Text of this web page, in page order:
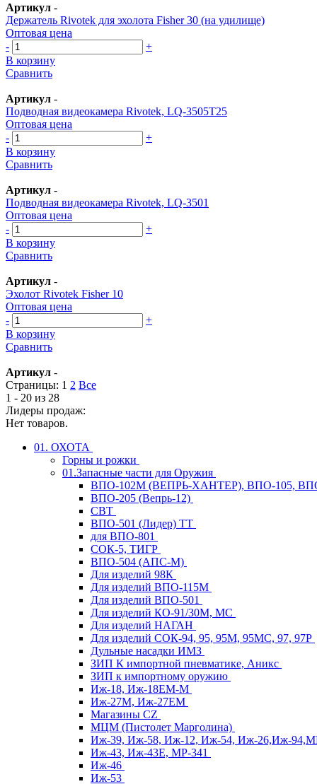
Артикул -
Держатель Rivotek для эхолота Fisher 30 (на удилище)
Оптовая цена
-
+
В корзину
Сравнить
Артикул -
Подводная видеокамера Rivotek, LQ-3505T25
Оптовая цена
-
+
В корзину
Сравнить
Артикул -
Подводная видеокамера Rivotek, LQ-3501
Оптовая цена
-
+
В корзину
Сравнить
Артикул -
Эхолот Rivotek Fisher 10
Оптовая цена
-
+
В корзину
Сравнить
Артикул -
Страницы: 1 2 Все
1 - 20 из 28
Лидеры продаж:
Нет товаров.
01. ОХОТА
Горны и рожки
01.Запасные части для Оружия
ВПО-102М (ВЕПРЬ-ХАНТЕР), ВПО-105,
ВПО-205 (Вепрь-12)
СВТ
ВПО-501 (Лидер) ТТ
для ВПО-801
СОК-5, ТИГР
ВПО-504 (АПС-М)
Для изделий 98К
Для изделий ВПО-115М
Для изделий ВПО-501
Для изделий КО-91/30М, МС
Для изделий НАГАН
Для изделий СОК-94, 95, 95М, 95МС, 97, 97Р
Дульные насадки ИМЗ
ЗИП К импортной пневматике, Аникс
ЗИП к импортному оружию
Иж-18, Иж-18ЕМ-М
Иж-27М, Иж-27ЕМ
Магазины CZ
МЦМ (Пистолет Марголина)
Иж-39, Иж-58, Иж-12, Иж-54, Иж-26,Иж-
Иж-43, Иж-43Е, МР-341
Иж-46
Иж-53